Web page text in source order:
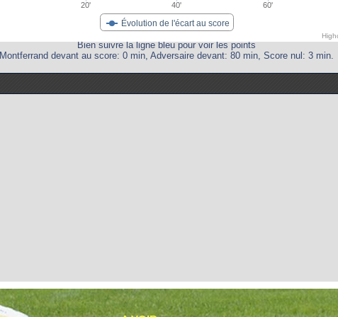
Évolution de l'écart au score
20' 40' 60'
Bien suivre la ligne bleu pour voir les points
Montferrand devant au score: 0 min, Adversaire devant: 80 min, Score nul: 3 min.